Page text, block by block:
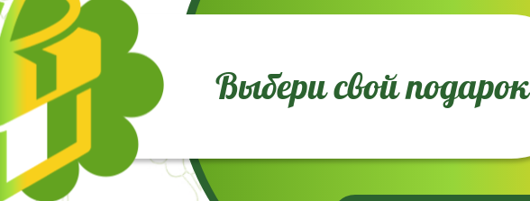
Перец сладкий Тибо F1
отзывов: 4
В пакете: 5 шт
В корзину
Выбери свой подарок